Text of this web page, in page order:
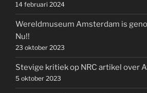
14 februari 2024
Wereldmuseum Amsterdam is
Nu!!
23 oktober 2023
Stevige kritiek op NRC artikel over
5 oktober 2023